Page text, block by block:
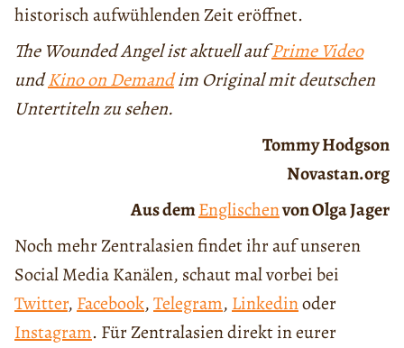
historisch aufwühlenden Zeit eröffnet.
The Wounded Angel ist aktuell aufPrime Video
undKino on Demandim Original mit deutschen
Untertiteln zu sehen.
Tommy Hodgson
Novastan.org
Aus demEnglischenvon Olga Jager
Noch mehr Zentralasien findet ihr auf unseren
Social Media Kanälen, schaut mal vorbei bei
Twitter, Facebook,Telegram, Linkedinoder
Instagram. Für Zentralasien direkt in eurer